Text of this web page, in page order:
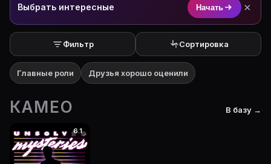
Выбрать интересные Начать ×
Фильтр Сортировка
Главные роли Друзья хорошо оценили
КАМЕО В базу →
6.1